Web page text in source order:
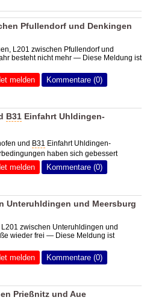
Pfullendorf und Denkingen
L201 zwischen Pfullendorf und
besteht nicht mehr — Diese Meldung ist
melden Kommentare (0)
B31 Einfahrt Uhldingen-
und B31 Einfahrt Uhldingen-
haben sich gebessert
melden Kommentare (0)
Unteruhldingen und Meersburg
zwischen Unteruhldingen und
wieder frei — Diese Meldung ist
melden Kommentare (0)
Prießnitz und Aue